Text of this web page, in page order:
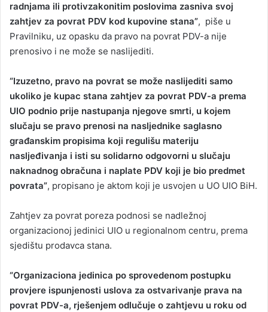
radnjama ili protivzakonitim poslovima zasniva svoj
zahtjev za povrat PDV kod kupovine stana”, piše u
Pravilniku, uz opasku da pravo na povrat PDV-a nije
prenosivo i ne može se naslijediti.
“Izuzetno, pravo na povrat se može naslijediti samo
ukoliko je kupac stana zahtjev za povrat PDV-a prema
UIO podnio prije nastupanja njegove smrti, u kojem
slučaju se pravo prenosi na nasljednike saglasno
građanskim propisima koji regulišu materiju
nasljeđivanja i isti su solidarno odgovorni u slučaju
naknadnog obračuna i naplate PDV koji je bio predmet
povrata”, propisano je aktom koji je usvojen u UO UIO BiH.
Zahtjev za povrat poreza podnosi se nadležnoj
organizacionoj jedinici UIO u regionalnom centru, prema
sjedištu prodavca stana.
“Organizaciona jedinica po sprovedenom postupku
provjere ispunjenosti uslova za ostvarivanje prava na
povrat PDV-a, rješenjem odlučuje o zahtjevu u roku od